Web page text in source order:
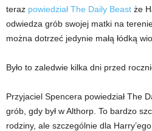
teraz powiedział The Daily Beast że
odwiedza grób swojej matki na
można dotrzeć jedynie małą łódką
Było to zaledwie kilka dni przed
Przyjaciel Spencera powiedział The
grób, gdy był w Althorp. To bardzo
rodziny, ale szczególnie dla